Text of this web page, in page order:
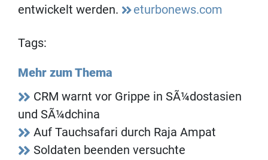
entwickelt werden.
eturbonews.com
Tags:
Mehr zum Thema
CRM warnt vor Grippe in SÃ¼dostasien
und SÃ¼dchina
Auf Tauchsafari durch Raja Ampat
Soldaten beenden versuchte